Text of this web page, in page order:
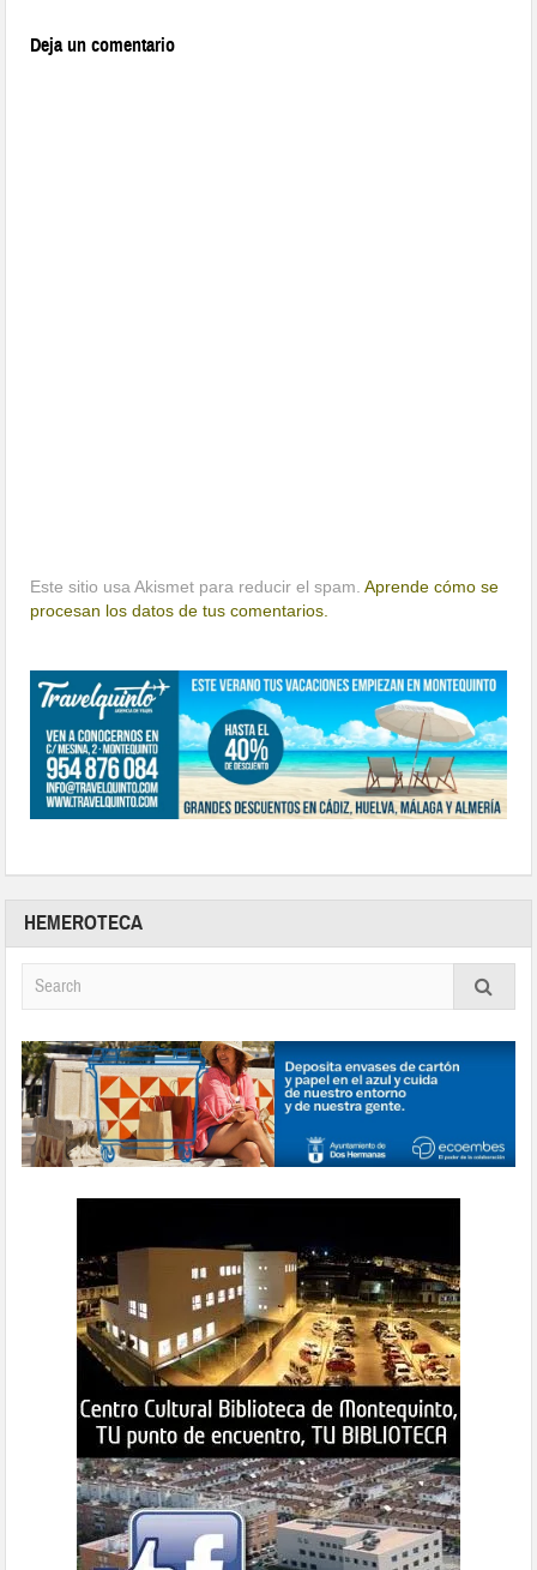
Deja un comentario
Este sitio usa Akismet para reducir el spam.Aprende cómo se
procesan los datos de tus comentarios.
HEMEROTECA